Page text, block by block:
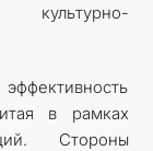
культурно-
в рамках
Стороны